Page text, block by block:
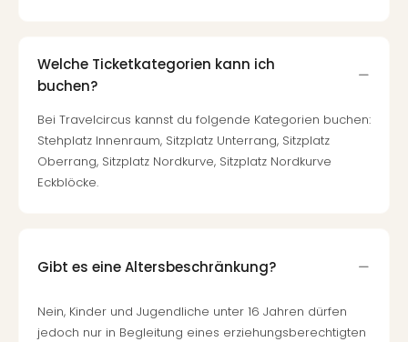
Welche Ticketkategorien kann ich
buchen?
Bei Travelcircus kannst du folgende Kategorien buchen:
Stehplatz Innenraum, Sitzplatz Unterrang, Sitzplatz
Oberrang, Sitzplatz Nordkurve, Sitzplatz Nordkurve
Eckblöcke.
Gibt es eine Altersbeschränkung?
Nein, Kinder und Jugendliche unter 16 Jahren dürfen
jedoch nur in Begleitung eines erziehungsberechtigten